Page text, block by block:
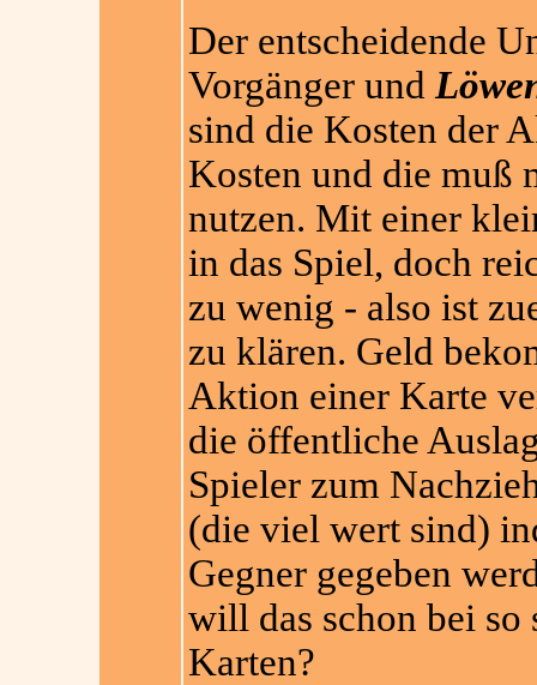
Der entscheidende
Vorgänger und
sind die Kosten der
Kosten und die muß
nutzen. Mit einer
in das Spiel, doch
zu wenig - also ist
zu klären. Geld
Aktion einer Karte
die öffentliche
Spieler zum
(die viel wert sind)
Gegner gegeben
will das schon bei so
Karten?